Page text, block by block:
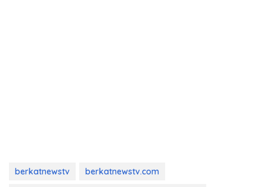
berkatnewstv
berkatnewstv.com